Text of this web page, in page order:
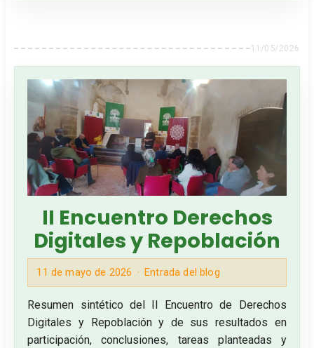
11/05/2026
II Encuentro Derechos
Digitales y Repoblación
11 de mayo de 2026 Entrada del blog
Resumen sintético del II Encuentro de Derechos
Digitales y Repoblación y de sus resultados en
participación, conclusiones, tareas planteadas y